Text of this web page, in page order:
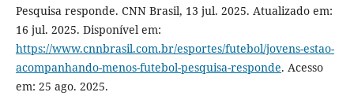
Pesquisa responde. CNN Brasil, 13 jul. 2025. Atualizado em:
16 jul. 2025. Disponível em:
https://www.cnnbrasil.com.br/esportes/futebol/jovens-estao-
acompanhando-menos-futebol-pesquisa-responde. Acesso
em: 25 ago. 2025.